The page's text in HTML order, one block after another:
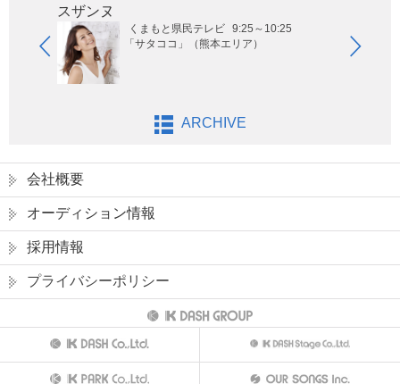
スザンヌ
くまもと県民テレビ 9:25～10:25
「サタココ」（熊本エリア）
ARCHIVE
会社概要
オーディション情報
採用情報
プライバシーポリシー